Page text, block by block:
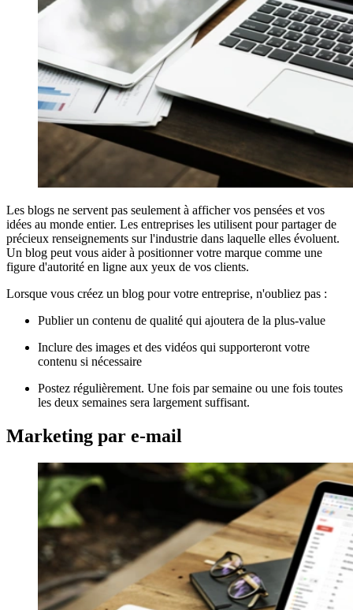
Les blogs ne servent pas seulement à afficher vos pensées et vos
idées au monde entier. Les entreprises les utilisent pour partager de
précieux renseignements sur l'industrie dans laquelle elles évoluent.
Un blog peut vous aider à positionner votre marque comme une
figure d'autorité en ligne aux yeux de vos clients.
Lorsque vous créez un blog pour votre entreprise, n'oubliez pas :
Publier un contenu de qualité qui ajoutera de la plus-value
Inclure des images et des vidéos qui supporteront votre
contenu si nécessaire
Postez régulièrement. Une fois par semaine ou une fois toutes
les deux semaines sera largement suffisant.
Marketing par e-mail